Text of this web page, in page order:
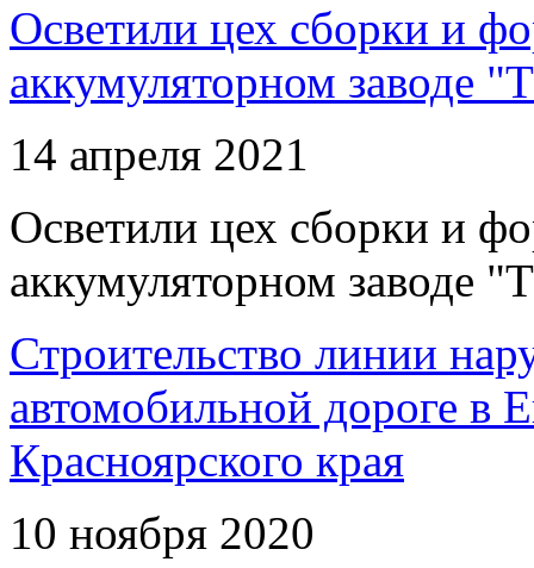
Осветили цех сборки и
аккумуляторном заводе
14 апреля 2021
Осветили цех сборки и
аккумуляторном заводе
Строительство линии
автомобильной дороге в
Красноярского края
10 ноября 2020